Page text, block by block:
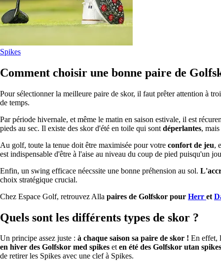
Spikes
Comment choisir une bonne paire de
Pour sélectionner la meilleure paire de skor, il faut prêter attention à
de temps.
Par période hivernale, et même le matin en saison estivale, il est
pieds au sec. Il existe des skor d'été en toile qui sont déperlantes,
Au golf, toute la tenue doit être maximisée pour votre confort de jeu,
est indispensable d'être à l'aise au niveau du coup de pied puisqu'un
Enfin, un swing efficace néecssite une bonne préhension au sol.
choix stratégique crucial.
Chez Espace Golf, retrouvez Alla paires de Golfskor pour Herr et
Quels sont les différents types de skor ?
Un principe assez juste : à chaque saison sa paire de skor ! En effet,
en hiver des Golfskor med spikes eten été des Golfskor utan spikes
de retirer les Spikes avec une clef à Spikes.